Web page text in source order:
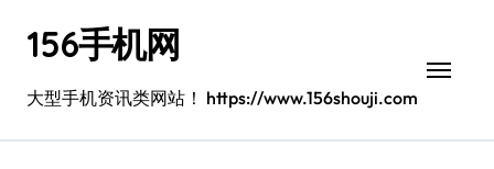
156手机网
大型手机资讯类网站！ https://www.156shouji.com